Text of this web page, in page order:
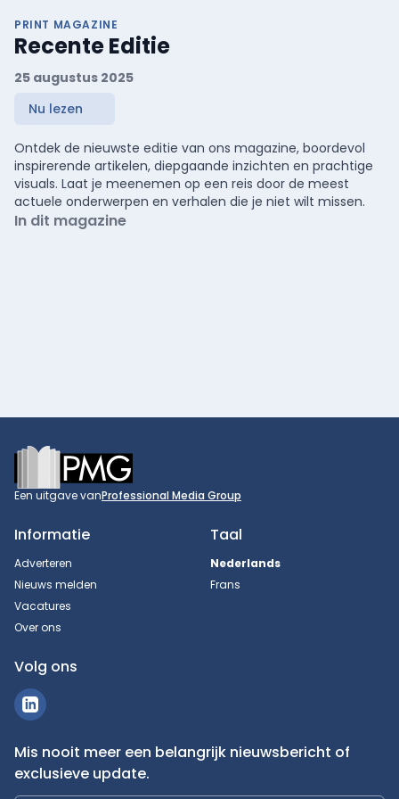
PRINT MAGAZINE
Recente Editie
25 augustus 2025
Nu lezen
Ontdek de nieuwste editie van ons magazine, boordevol
inspirerende artikelen, diepgaande inzichten en prachtige
visuals. Laat je meenemen op een reis door de meest
actuele onderwerpen en verhalen die je niet wilt missen.
In dit magazine
Footer
Een uitgave vanProfessional Media Group
Informatie
Adverteren
Nieuws melden
Vacatures
Over ons
Taal
Nederlands
Frans
Volg ons
Mis nooit meer een belangrijk nieuwsbericht of
exclusieve update.